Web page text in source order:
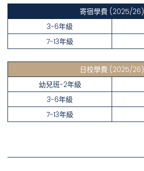
寄宿學費 (2025/26)
3-6年級
7-13年級
日校學費 (2025/26)
幼兒班-2年級
3-6年級
7-13年級